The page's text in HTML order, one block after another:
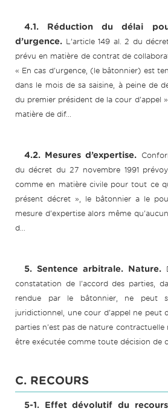
4.1. Réduction du délai
d’urgence. L’article 149 al. 2 du
prévu en matière de contrat de
« En cas d'urgence, (le bâtonnier) est
dans le mois de sa saisine, à peine de
du premier président de la cour d'appel
matière de dif...
4.2. Mesures d’expertise.
du décret du 27 novembre 1991
comme en matière civile pour tout ce
présent décret », le bâtonnier a le
mesure d'expertise alors même
d...
5. Sentence arbitrale. Nature.
constatation de l'accord des parties,
rendue par le bâtonnier, ne peut
juridictionnel, une cour d'appel ne peut
parties n'est pas de nature contractuelle
être exécutée comme toute décision de
C. RECOURS
5-1. Effet dévolutif du